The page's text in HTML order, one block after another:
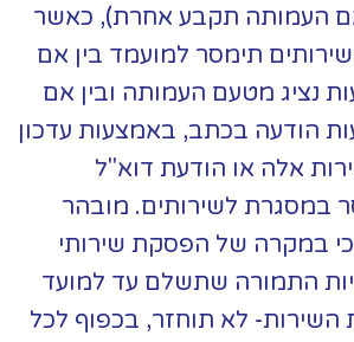
העמותה תקבע אחרת), כאשר
תימסר למועמד בין אם
נציג מטעם העמותה ובין אם
הודעה בכתב, באמצעות עדכון
אלה או הודעת דוא"ל
במסגרת לשירותים. מובהר
במקרה של הפסקת שירותי
התמורה שתשלם עד למועד
לא תוחזר, בכפוף לכל